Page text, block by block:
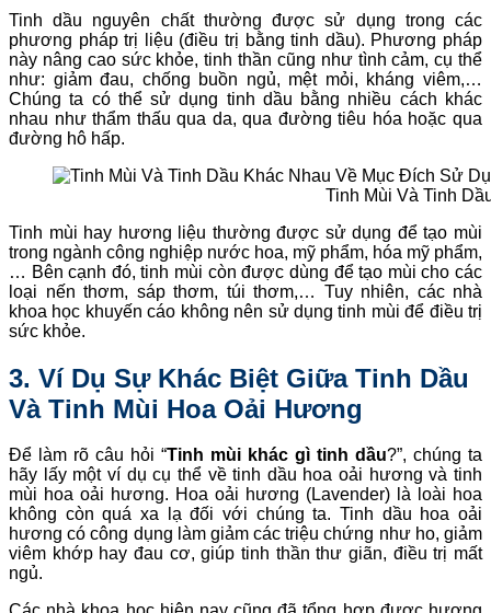
Tinh dầu nguyên chất thường được sử dụng trong các
phương pháp trị liệu (điều trị bằng tinh dầu). Phương pháp
này nâng cao sức khỏe, tinh thần cũng như tình cảm, cụ thể
như: giảm đau, chống buồn ngủ, mệt mỏi, kháng viêm,…
Chúng ta có thể sử dụng tinh dầu bằng nhiều cách khác
nhau như thẩm thấu qua da, qua đường tiêu hóa hoặc qua
đường hô hấp.
Tinh Mùi Và Tinh
Tinh mùi hay hương liệu thường được sử dụng để tạo mùi
trong ngành công nghiệp nước hoa, mỹ phẩm, hóa mỹ phẩm,
… Bên cạnh đó, tinh mùi còn được dùng để tạo mùi cho các
loại nến thơm, sáp thơm, túi thơm,… Tuy nhiên, các nhà
khoa học khuyến cáo không nên sử dụng tinh mùi để điều trị
sức khỏe.
3. Ví Dụ Sự Khác Biệt Giữa Tinh Dầu
Và Tinh Mùi Hoa Oải Hương
Để làm rõ câu hỏi “Tinh mùi khác gì tinh dầu?”, chúng ta
hãy lấy một ví dụ cụ thể về tinh dầu hoa oải hương và tinh
mùi hoa oải hương. Hoa oải hương (Lavender) là loài hoa
không còn quá xa lạ đối với chúng ta. Tinh dầu hoa oải
hương có công dụng làm giảm các triệu chứng như ho, giảm
viêm khớp hay đau cơ, giúp tinh thần thư giãn, điều trị mất
ngủ.